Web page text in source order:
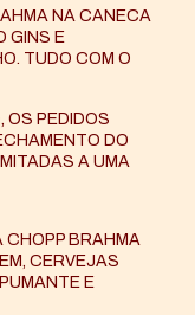
NA CANECA
GINS E
TUDO COM O
OS PEDIDOS
DO
A UMA
CHOPP BRAHMA
CERVEJAS
E